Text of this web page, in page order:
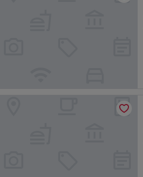
Hotel Berkeley Marina